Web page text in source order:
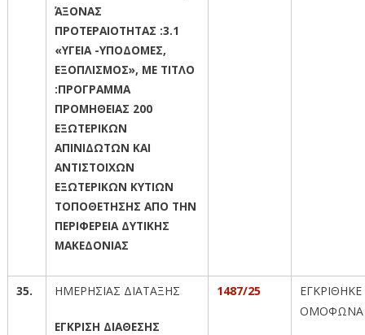
ΆΞΟΝΑΣ
ΠΡΟΤΕΡΑΙΟΤΗΤΑΣ :3.1
«ΥΓΕΙΑ -ΥΠΟΔΟΜΕΣ,
ΕΞΟΠΛΙΣΜΟΣ», ΜΕ ΤΙΤΛΟ
:ΠΡΟΓΡΑΜΜΑ
ΠΡΟΜΗΘΕΙΑΣ 200
ΕΞΩΤΕΡΙΚΩΝ
ΑΠΙΝΙΔΩΤΩΝ ΚΑΙ
ΑΝΤΙΣΤΟΙΧΩΝ
ΕΞΩΤΕΡΙΚΩΝ ΚΥΤΙΩΝ
ΤΟΠΟΘΕΤΗΣΗΣ ΑΠΟ ΤΗΝ
ΠΕΡΙΦΕΡΕΙΑ ΔΥΤΙΚΗΣ
ΜΑΚΕΔΟΝΙΑΣ
35. ΗΜΕΡΗΣΙΑΣ ΔΙΑΤΑΞΗΣ
ΕΓΚΡΙΣΗ ΔΙΑΘΕΣΗΣ
1487/25
ΕΓΚΡΙΘΗΚΕ
ΟΜΟΦΩΝΑ